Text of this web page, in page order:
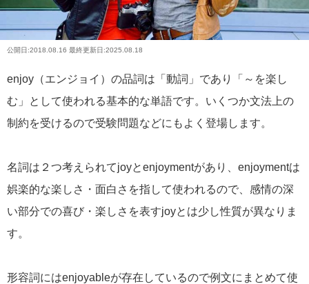
公開日:2018.08.16 最終更新日:2025.08.18
enjoy（エンジョイ）の品詞は「動詞」であり「～を楽し
む」として使われる基本的な単語です。いくつか文法上の
制約を受けるので受験問題などにもよく登場します。
名詞は２つ考えられてjoyとenjoymentがあり、enjoymentは
娯楽的な楽しさ・面白さを指して使われるので、感情の深
い部分での喜び・楽しさを表すjoyとは少し性質が異なりま
す。
形容詞にはenjoyableが存在しているので例文にまとめて使